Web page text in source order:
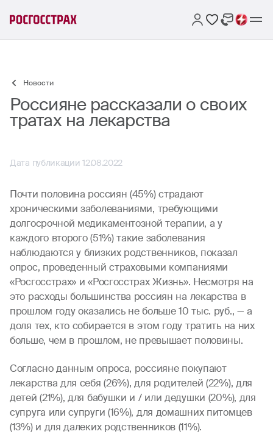
Новости
Россияне рассказали о своих
тратах на лекарства
Дата публикации 12.08.2022
Почти половина россиян (45%) страдают
хроническими заболеваниями, требующими
долгосрочной медикаментозной терапии, а у
каждого второго (51%) такие заболевания
наблюдаются у близких родственников, показал
опрос, проведенный страховыми компаниями
«Росгосстрах» и «Росгосстрах Жизнь». Несмотря на
это расходы большинства россиян на лекарства в
прошлом году оказались не больше 10 тыс. руб., — а
доля тех, кто собирается в этом году тратить на них
больше, чем в прошлом, не превышает половины.
Согласно данным опроса, россияне покупают
лекарства для себя (26%), для родителей (22%), для
детей (21%), для бабушки и / или дедушки (20%), для
супруга или супруги (16%), для домашних питомцев
(13%) и для далеких родственников (11%).